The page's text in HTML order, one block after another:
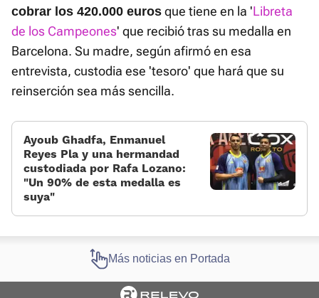
cobrar los 420.000 euros que tiene en la 'Libreta
de los Campeones' que recibió tras su medalla en
Barcelona. Su madre, según afirmó en esa
entrevista, custodia ese 'tesoro' que hará que su
reinserción sea más sencilla.
Ayoub Ghadfa, Enmanuel
Reyes Pla y una hermandad
custodiada por Rafa Lozano:
«Un 90% de esta medalla es
suya»
Más noticias en Portada